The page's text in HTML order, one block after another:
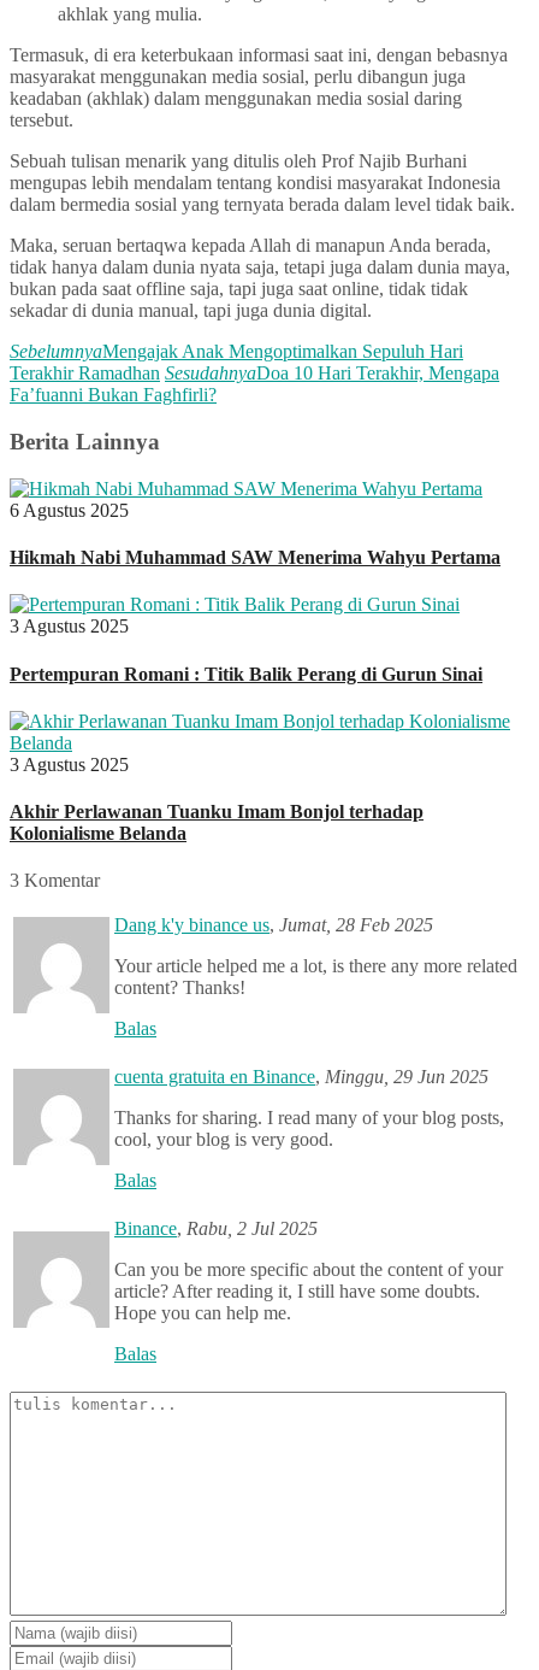
akhlak yang mulia.
Termasuk, di era keterbukaan informasi saat ini, dengan bebasnya
masyarakat menggunakan media sosial, perlu dibangun juga
keadaban (akhlak) dalam menggunakan media sosial daring
tersebut.
Sebuah tulisan menarik yang ditulis oleh Prof Najib Burhani
mengupas lebih mendalam tentang kondisi masyarakat Indonesia
dalam bermedia sosial yang ternyata berada dalam level tidak baik.
Maka, seruan bertaqwa kepada Allah di manapun Anda berada,
tidak hanya dalam dunia nyata saja, tetapi juga dalam dunia maya,
bukan pada saat offline saja, tapi juga saat online, tidak tidak
sekadar di dunia manual, tapi juga dunia digital.
SebelumnyaMengajak Anak Mengoptimalkan Sepuluh Hari
Terakhir Ramadhan SesudahnyaDoa 10 Hari Terakhir, Mengapa
Fa’fuanni Bukan Faghfirli?
Berita Lainnya
6 Agustus 2025
Hikmah Nabi Muhammad SAW Menerima Wahyu Pertama
3 Agustus 2025
Pertempuran Romani : Titik Balik Perang di Gurun Sinai
3 Agustus 2025
Akhir Perlawanan Tuanku Imam Bonjol terhadap
Kolonialisme Belanda
3 Komentar
Dang k'y binance us, Jumat, 28 Feb 2025
Your article helped me a lot, is there any more related
content? Thanks!
Balas
cuenta gratuita en Binance, Minggu, 29 Jun 2025
Thanks for sharing. I read many of your blog posts,
cool, your blog is very good.
Balas
Binance, Rabu, 2 Jul 2025
Can you be more specific about the content of your
article? After reading it, I still have some doubts.
Hope you can help me.
Balas